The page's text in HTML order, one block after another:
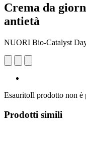
Crema da
antietà
NUORI Bio-Catalyst
EsauritoIl prodotto non è
Prodotti simili